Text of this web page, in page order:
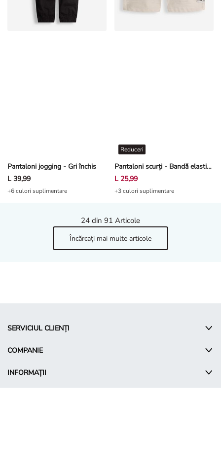
Pantaloni jogging - Gri închis
L 39,99
+6 culori suplimentare
Pantaloni scurți - Bandă elastică în talie - Bej
Reduceri
L 25,99
+3 culori suplimentare
24 din 91 Articole
Încărcați mai multe articole
SERVICIUL CLIENȚI
COMPANIE
INFORMAȚII